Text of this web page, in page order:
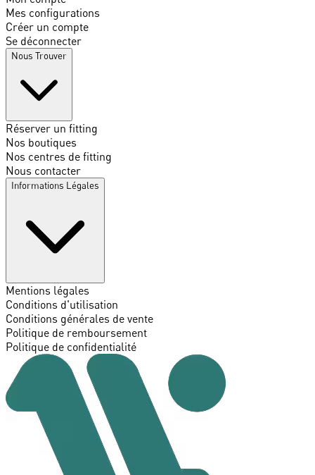
Mes configurations
Créer un compte
Se déconnecter
Nous Trouver
Réserver un fitting
Nos boutiques
Nos centres de fitting
Nous contacter
Informations Légales
Mentions légales
Conditions d'utilisation
Conditions générales de vente
Politique de remboursement
Politique de confidentialité